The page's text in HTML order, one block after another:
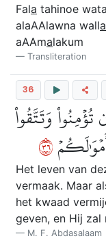
Fala tahinoe
alaAAlawna walla
aAAmalakum
Transliteration
36
وَتَتَّقُواْ
٦٣
Het leven van
vermaak. Maar
het kwaad
geven, en Hij
M. F. Abdasalaam